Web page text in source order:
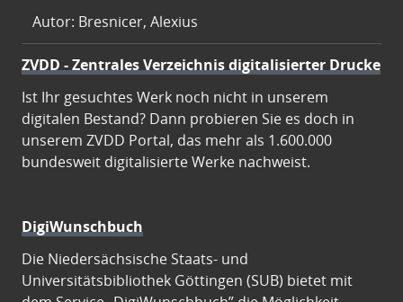
Autor: Bresnicer, Alexius
ZVDD - Zentrales Verzeichnis digitalisierter Drucke
Ist Ihr gesuchtes Werk noch nicht in unserem
digitalen Bestand? Dann probieren Sie es doch in
unserem ZVDD Portal, das mehr als 1.600.000
bundesweit digitalisierte Werke nachweist.
DigiWunschbuch
Die Niedersächsische Staats- und
Universitätsbibliothek Göttingen (SUB) bietet mit